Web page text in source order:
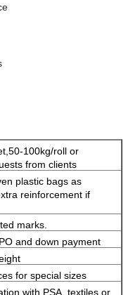
100kg/roll or
from clients
plastic bags as
reinforcement if
marks.
and down payment
for special sizes
with PSA, textiles or